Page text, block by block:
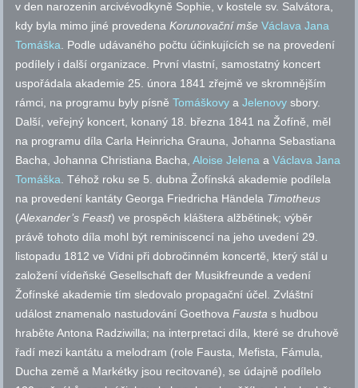
v den narozenin arcivévodkyně Sophie, v kostelesv. Salvátora,
kdy byla mimo jiné provedenaKorunovační mše Václava Jana
Tomáška. Podle udávaného počtu účinkujících se na provedení
podílely i další organizace. První vlastní, samostatný koncert
uspořádala akademie 25. února 1841 zřejmě ve skromnějším
rámci, na programu byly písněTomáškovy aJelenovy sbory.
Další, veřejný koncert, konaný 18. března 1841 na Žofíně, měl
na programu díla Carla Heinricha Grauna, Johanna Sebastiana
Bacha, Johanna Christiana Bacha,Aloise Jelena aVáclava Jana
Tomáška. Téhož roku se 5. dubna Žofínská akademie podílela
na provedení kantáty Georga Friedricha Händela Timotheus
(Alexander’s Feast) ve prospěch kláštera alžbětinek; výběr
právě tohoto díla mohl být reminiscencí na jeho uvedení 29.
listopadu 1812 ve Vídni při dobročinném koncertě, který stál u
založení vídeňské Gesellschaft der Musikfreunde a vedení
Žofínské akademie tím sledovalo propagační účel. Zvláštní
událost znamenalo nastudování GoethovaFausta s hudbou
hraběte Antona Radziwilla; na interpretaci díla, které se druhově
řadí mezi kantátu a melodram (role Fausta, Mefista, Fámula,
Ducha země a Markétky jsou recitované), se údajně podílelo